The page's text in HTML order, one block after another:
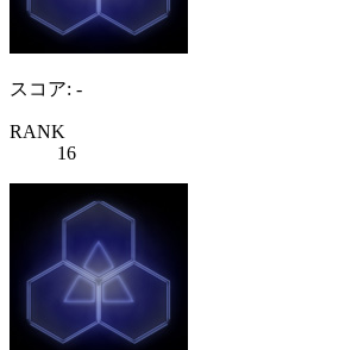
スコア: -
RANK
16